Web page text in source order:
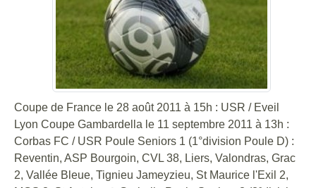
Coupe de France le 28 août 2011 à 15h : USR / Eveil
Lyon Coupe Gambardella le 11 septembre 2011 à 13h :
Corbas FC / USR Poule Seniors 1 (1°division Poule D) :
Reventin, ASP Bourgoin, CVL 38, Liers, Valondras, Grac
2, Vallée Bleue, Tignieu Jameyzieu, St Maurice l'Exil 2,